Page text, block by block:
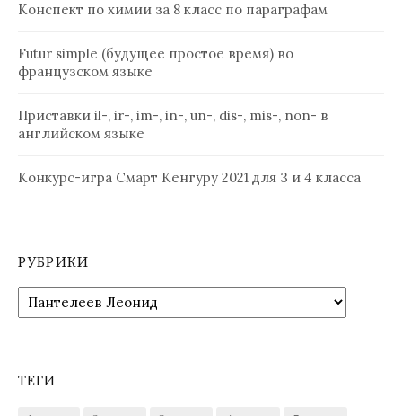
Конспект по химии за 8 класс по параграфам
Futur simple (будущее простое время) во
французском языке
Приставки il-, ir-, im-, in-, un-, dis-, mis-, non- в
английском языке
Конкурс-игра Смарт Кенгуру 2021 для 3 и 4 класса
РУБРИКИ
Рубрики
ТЕГИ